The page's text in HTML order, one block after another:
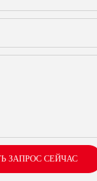
ЗАПРОС СЕЙЧАС